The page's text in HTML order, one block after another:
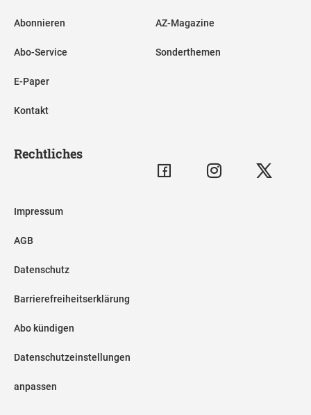
Abonnieren
Abo-Service
E-Paper
Kontakt
AZ-Magazine
Sonderthemen
Rechtliches
Impressum
AGB
Datenschutz
Barrierefreiheitserklärung
Abo kündigen
Datenschutzeinstellungen
anpassen